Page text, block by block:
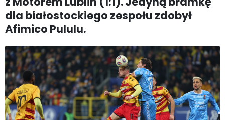
dla białostockiego zespołu zdobył
Afimico Pululu.